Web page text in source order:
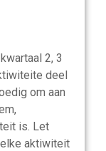
2, 3
deel
om aan
is. Let
aktiwiteit